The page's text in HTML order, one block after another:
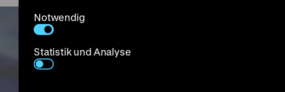
Notwendig
Statistik und Analyse